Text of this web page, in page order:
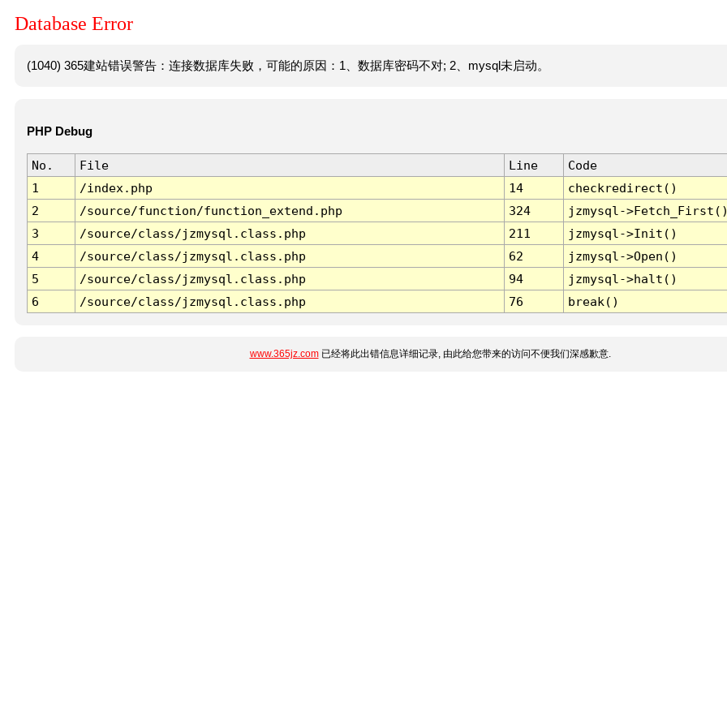
Database Error
(1040) 365建站错误警告：连接数据库失败，可能的原因：1、数据库密码不对; 2、mysql未启动。
PHP Debug
No. File Line
Code
1
/index.php 14
checkredirect()
2
/source/function/function_extend.php 324
jzmysql-
3
/source/class/jzmysql.class.php 211
jzmysql->Init()
4
/source/class/jzmysql.class.php 62
jzmysql->Open()
5
/source/class/jzmysql.class.php 94
jzmysql->halt()
6
/source/class/jzmysql.class.php 76 break()
www.365jz.com已经将此出错信息详细记录, 由此给您带来的访问不便我们深感歉意.